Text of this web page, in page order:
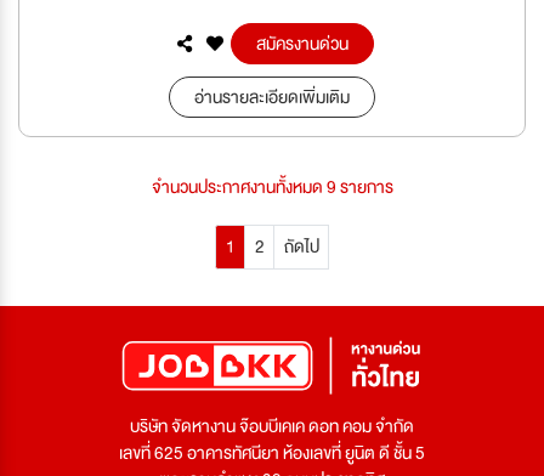
สมัครงานด่วน
อ่านรายละเอียดเพิ่มเติม
จำนวนประกาศงานทั้งหมด 9 รายการ
1 2 ถัดไป
บริษัท จัดหางาน จ๊อบบีเคเค ดอท คอม จำกัด
เลขที่ 625 อาคารทัศนียา ห้องเลขที่ ยูนิต ดี ชั้น 5